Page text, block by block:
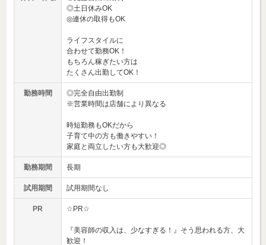
◎土日休みOK
◎連休の取得もOK
ライフスタイルに
合わせて勤務OK！
もちろん稼ぎたい方は
たくさん出勤してOK！
勤務時間
◎完全自由出勤制
※営業時間は店舗により異なる
時短勤務もOKだから
子育て中の方も働きやすい！
家庭と両立したい方も大歓迎◎
勤務期間 長期
試用期間 試用期間なし
PR ☆PR☆
『美容師の収入は、少なすぎる！』そう思われる方、大
歓迎！